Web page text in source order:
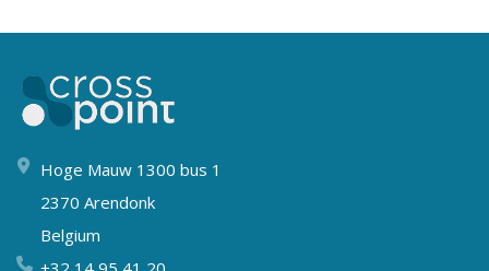
Hoge Mauw 1300 bus 1
2370 Arendonk
Belgium